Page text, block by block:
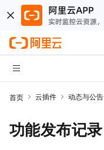
首页 云插件 动态与公告
功能发布记录